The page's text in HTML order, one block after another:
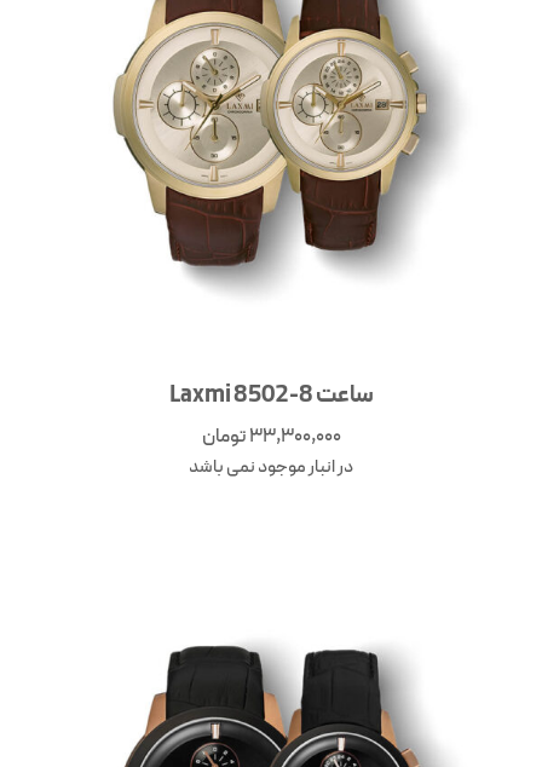
ساعت Laxmi 8502-8
33,300,000تومان
در انبار موجود نمی باشد